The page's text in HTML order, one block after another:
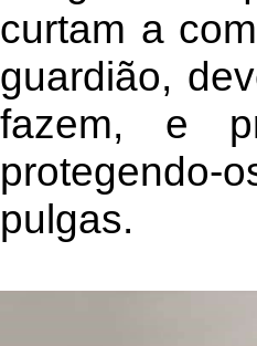
curtam a
guardião,
fazem, e
pulgas.